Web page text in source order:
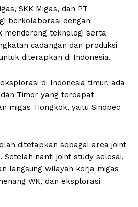
SKK Migas, dan PT
berkolaborasi dengan
mendorong teknologi serta
cadangan dan produksi
diterapkan di Indonesia.
di Indonesia timur, ada
Timor yang terdapat
migas Tiongkok, yaitu Sinopec
ditetapkan sebagai area joint
Setelah nanti joint study selesai,
langsung wilayah kerja migas
WK, dan eksplorasi